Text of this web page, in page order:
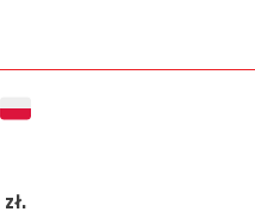
zł.